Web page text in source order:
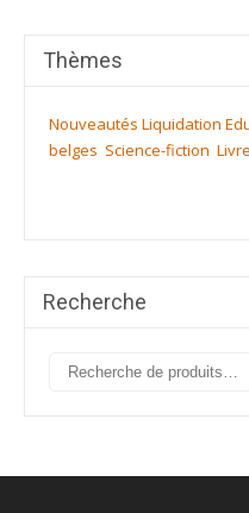
Thèmes
Nouveautés Liquidation
belges Science-fiction
Recherche
Recherche